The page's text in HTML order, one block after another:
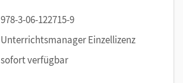
978-3-06-122715-9
Unterrichtsmanager Einzellizenz
sofort verfügbar